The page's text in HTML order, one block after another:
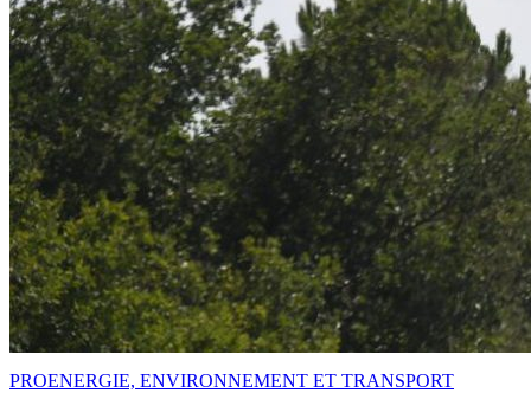
PROENERGIE, ENVIRONNEMENT ET TRANSPORT